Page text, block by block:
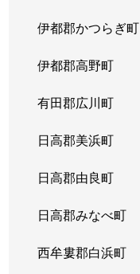
伊都郡かつらぎ町
伊都郡高野町
有田郡広川町
日高郡美浜町
日高郡由良町
日高郡みなべ町
西牟婁郡白浜町